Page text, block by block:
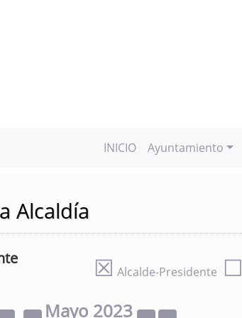
INICIO Ayuntamiento
Alcaldía
☒ Alcalde-Presidente ☐
Mayo 2023